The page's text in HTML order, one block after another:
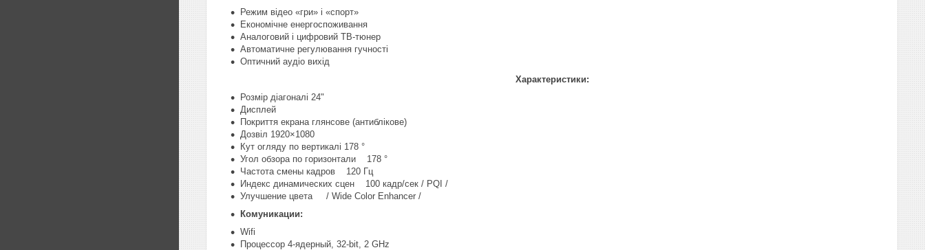
Режим відео «гри» і «спорт»
Економічне енергоспоживання
Аналоговий і цифровий ТВ-тюнер
Автоматичне регулювання гучності
Оптичний аудіо вихід
Характеристики:
Розмір діагоналі 24"
Дисплей
Покриття екрана глянсове (антиблікове)
Дозвіл 1920×1080
Кут огляду по вертикалі 178 °
Угол обзора по горизонтали 178 °
Частота смены кадров 120 Гц
Индекс динамических сцен 100 кадр/сек / PQI /
Улучшение цвета / Wide Color Enhancer /
Кoмуникaции:
Wifi
Пpoцесcор 4-ядeрный, 32-bit, 2 GHz